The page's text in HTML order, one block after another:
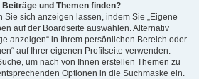
und Themen finden?
Sie sich anzeigen lassen, indem Sie „Eigene
auf der Boardseite auswählen. Alternativ
anzeigen“ in Ihrem persönlichen Bereich oder
auf Ihrer eigenen Profilseite verwenden.
um nach von Ihnen erstellen Themen zu
Optionen in die Suchmaske ein.